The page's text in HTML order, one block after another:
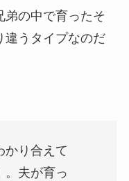
弟の中で育ったそ
違うタイプなのだ
かり合えて
。夫が育っ